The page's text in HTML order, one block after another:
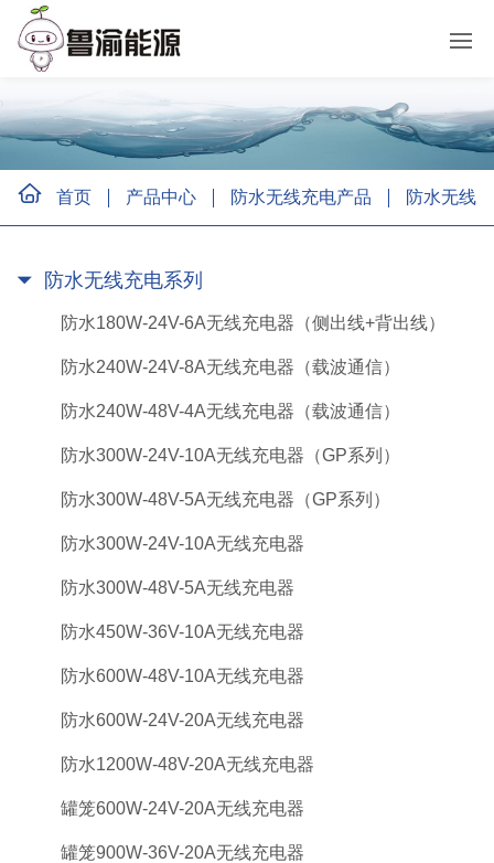
首页 产品中心 防水无线充电产品 防水无线
防水无线充电系列
防水180W-24V-6A无线充电器（侧出线+背出线）
防水240W-24V-8A无线充电器（载波通信）
防水240W-48V-4A无线充电器（载波通信）
防水300W-24V-10A无线充电器（GP系列）
防水300W-48V-5A无线充电器（GP系列）
防水300W-24V-10A无线充电器
防水300W-48V-5A无线充电器
防水450W-36V-10A无线充电器
防水600W-48V-10A无线充电器
防水600W-24V-20A无线充电器
防水1200W-48V-20A无线充电器
罐笼600W-24V-20A无线充电器
罐笼900W-36V-20A无线充电器